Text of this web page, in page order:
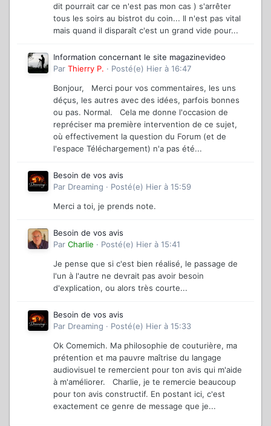
dit pourrait car ce n'est pas mon cas ) s'arrêter
tous les soirs au bistrot du coin... Il n'est pas vital
mais quand il disparaît c'est un grand vide pour...
Information concernant le site magazinevideo
Par Thierry P. · Posté(e) Hier à 16:47
Bonjour, Merci pour vos commentaires, les uns
déçus, les autres avec des idées, parfois bonnes
ou pas. Normal. Cela me donne l'occasion de
repréciser ma première intervention de ce sujet,
où effectivement la question du Forum (et de
l'espace Téléchargement) n'a pas été...
Besoin de vos avis
Par Dreaming · Posté(e) Hier à 15:59
Merci a toi, je prends note.
Besoin de vos avis
Par Charlie · Posté(e) Hier à 15:41
Je pense que si c'est bien réalisé, le passage de
l'un à l'autre ne devrait pas avoir besoin
d'explication, ou alors très courte...
Besoin de vos avis
Par Dreaming · Posté(e) Hier à 15:33
Ok Comemich. Ma philosophie de couturière, ma
prétention et ma pauvre maîtrise du langage
audiovisuel te remercient pour ton avis qui m'aide
à m'améliorer. Charlie, je te remercie beaucoup
pour ton avis constructif. En postant ici, c'est
exactement ce genre de message que je...